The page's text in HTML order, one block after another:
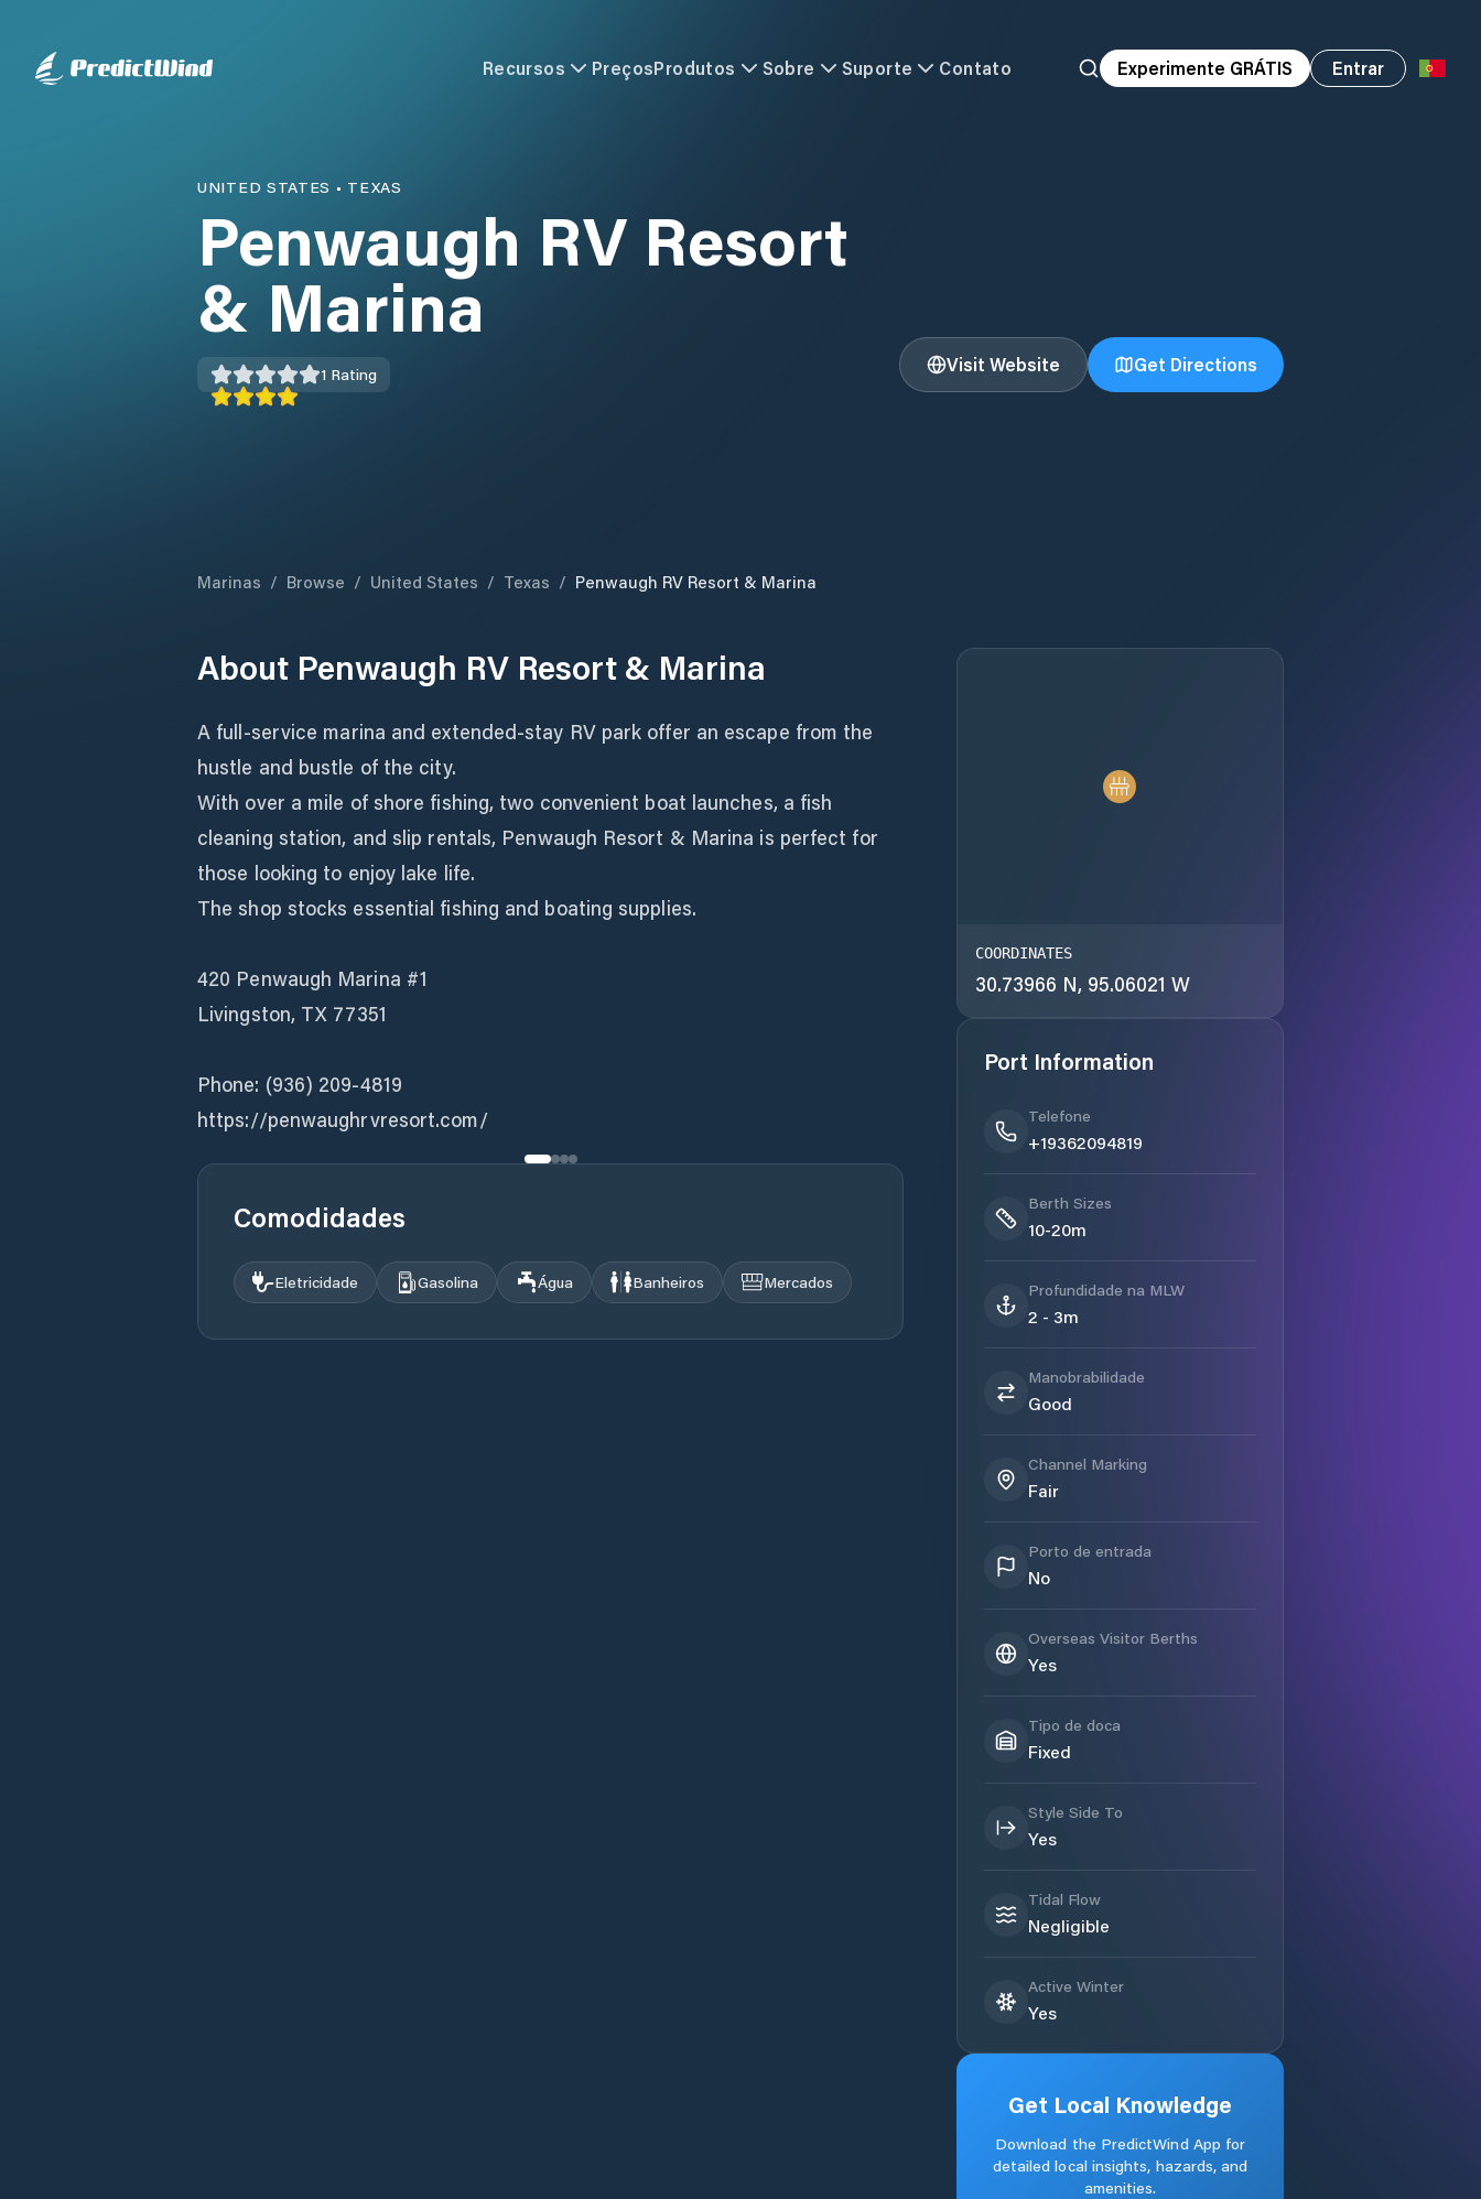
Recursos PreçosProdutos Sobre Suporte Contato Experimente GRÁTIS Entrar
UNITED STATES • TEXAS
Penwaugh RV Resort
& Marina
1 Rating Visit Website Get Directions
Marinas / Browse / United States / Texas / Penwaugh RV Resort & Marina
About Penwaugh RV Resort & Marina
A full-service marina and extended-stay RV park offer an escape from the
hustle and bustle of the city.
With over a mile of shore fishing, two convenient boat launches, a fish
cleaning station, and slip rentals, Penwaugh Resort & Marina is perfect for
those looking to enjoy lake life.
The shop stocks essential fishing and boating supplies.
420 Penwaugh Marina #1
Livingston, TX 77351
Phone: (936) 209-4819
https://penwaughrvresort.com/
Comodidades
Eletricidade Gasolina Água Banheiros Mercados
COORDINATES
30.73966 N, 95.06021 W
Port Information
Telefone
+19362094819
Berth Sizes
10-20m
Profundidade na MLW
2 - 3m
Manobrabilidade
Good
Channel Marking
Fair
Porto de entrada
No
Overseas Visitor Berths
Yes
Tipo de doca
Fixed
Style Side To
Yes
Tidal Flow
Negligible
Active Winter
Yes
Get Local Knowledge
Download the PredictWind App for
detailed local insights, hazards, and
amenities.